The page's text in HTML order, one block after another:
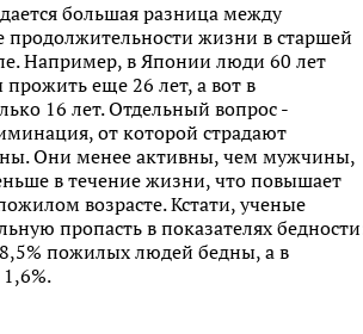
большая разница между
продолжительности жизни в старшей
Например, в Японии люди 60 лет
еще 26 лет, а вот в
16 лет. Отдельный вопрос -
от которой страдают
Они менее активны, чем мужчины,
в течение жизни, что повышает
возрасте. Кстати, ученые
пропасть в показателях
пожилых людей бедны, а в